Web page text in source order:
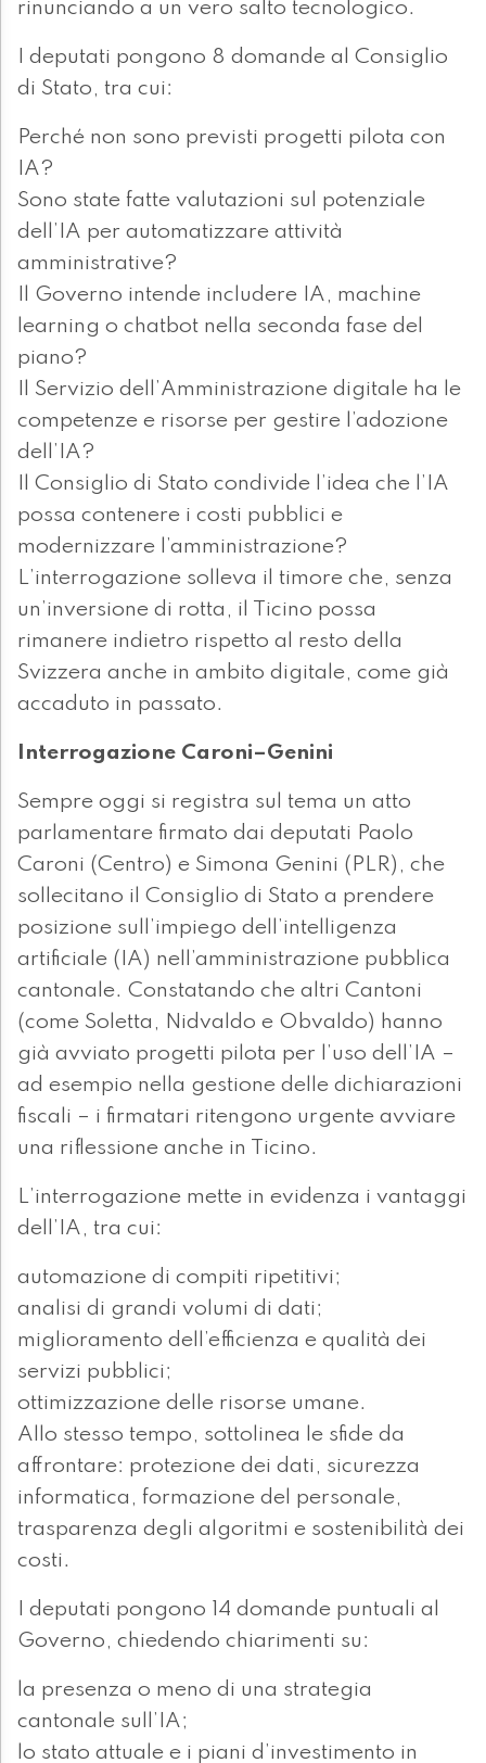
rinunciando a un vero salto tecnologico.
I deputati pongono 8 domande al Consiglio
di Stato, tra cui:
Perché non sono previsti progetti pilota con
IA?
Sono state fatte valutazioni sul potenziale
dell’IA per automatizzare attività
amministrative?
Il Governo intende includere IA, machine
learning o chatbot nella seconda fase del
piano?
Il Servizio dell’Amministrazione digitale ha le
competenze e risorse per gestire l’adozione
dell’IA?
Il Consiglio di Stato condivide l’idea che l’IA
possa contenere i costi pubblici e
modernizzare l’amministrazione?
L’interrogazione solleva il timore che, senza
un’inversione di rotta, il Ticino possa
rimanere indietro rispetto al resto della
Svizzera anche in ambito digitale, come già
accaduto in passato.
Interrogazione Caroni–Genini
Sempre oggi si registra sul tema un atto
parlamentare firmato dai deputati Paolo
Caroni (Centro) e Simona Genini (PLR), che
sollecitano il Consiglio di Stato a prendere
posizione sull’impiego dell’intelligenza
artificiale (IA) nell’amministrazione pubblica
cantonale. Constatando che altri Cantoni
(come Soletta, Nidvaldo e Obvaldo) hanno
già avviato progetti pilota per l’uso dell’IA –
ad esempio nella gestione delle dichiarazioni
fiscali – i firmatari ritengono urgente avviare
una riflessione anche in Ticino.
L’interrogazione mette in evidenza i vantaggi
dell’IA, tra cui:
automazione di compiti ripetitivi;
analisi di grandi volumi di dati;
miglioramento dell’efficienza e qualità dei
servizi pubblici;
ottimizzazione delle risorse umane.
Allo stesso tempo, sottolinea le sfide da
affrontare: protezione dei dati, sicurezza
informatica, formazione del personale,
trasparenza degli algoritmi e sostenibilità dei
costi.
I deputati pongono 14 domande puntuali al
Governo, chiedendo chiarimenti su:
la presenza o meno di una strategia
cantonale sull’IA;
lo stato attuale e i piani d’investimento in